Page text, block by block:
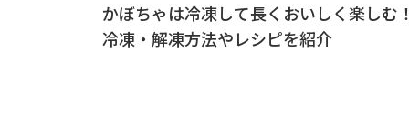
かぼちゃは冷凍して長くおいしく楽しむ！
冷凍・解凍方法やレシピを紹介